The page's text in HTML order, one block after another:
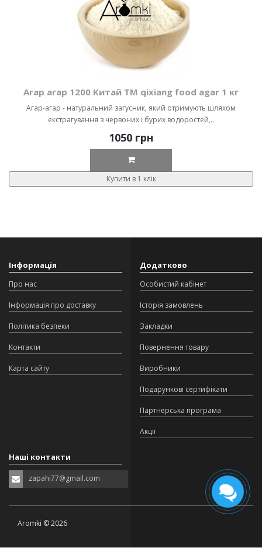
Агар агар 1200 Китай ТМ qixiang food agar 1 кг
Агар-агар - натуральний загусник, який отримують шляхом
екстрагування з червоних і бурих водоростей,..
1050 грн
Купити в 1 клік
Інформація
Про нас
Інформація про доставку
Політика безпеки
Контакти
Карта сайту
Додатково
Особистий кабінет
Історія замовлень
Закладки
Повернення товару
Виробники
Подарункові сертифікати
Партнерська програма
Акції
Наші контакти
zapahi77@gmail.com
Aromki © 2026